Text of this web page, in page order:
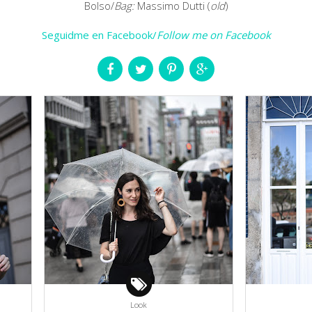
Bolso/Bag: Massimo Dutti (old)
Seguidme en Facebook/Follow me on Facebook
Look